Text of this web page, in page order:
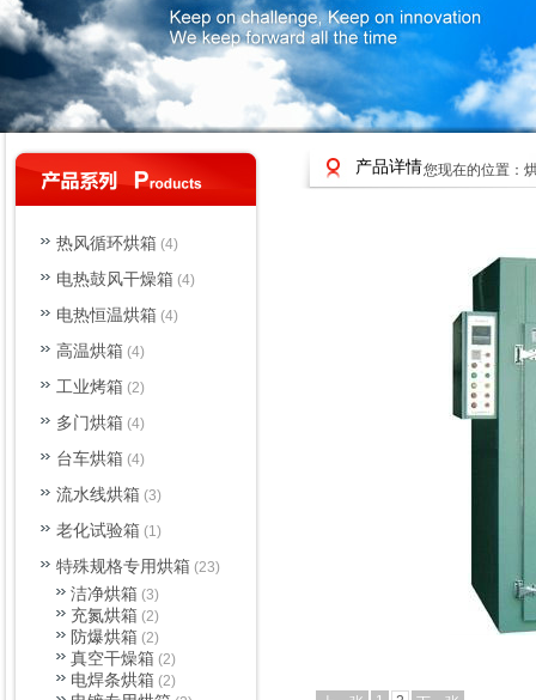
产品详情您现在的位置：
热风循环烘箱 (4)
电热鼓风干燥箱 (4)
电热恒温烘箱 (4)
高温烘箱 (4)
工业烤箱 (2)
多门烘箱 (4)
台车烘箱 (4)
流水线烘箱 (3)
老化试验箱 (1)
特殊规格专用烘箱 (23)
洁净烘箱 (3)
充氮烘箱 (2)
防爆烘箱 (2)
真空干燥箱 (2)
电焊条烘箱 (2)